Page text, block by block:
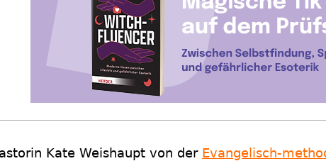
Kate Weishaupt von der Evangelisch-